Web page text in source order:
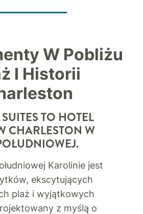
W Pobliżu
I Historii
TO HOTEL
CHARLESTON W
Karolinie jest
ekscytujących
plaż i wyjątkowych
z myślą o